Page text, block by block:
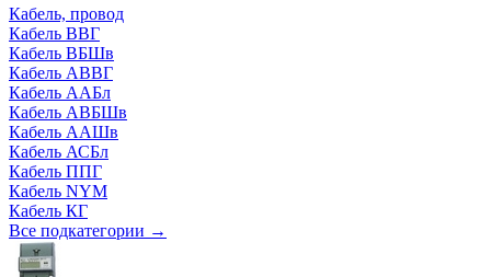
Кабель, провод
Кабель ВВГ
Кабель ВБШв
Кабель АВВГ
Кабель ААБл
Кабель АВБШв
Кабель ААШв
Кабель АСБл
Кабель ППГ
Кабель NYM
Кабель КГ
Все подкатегории →